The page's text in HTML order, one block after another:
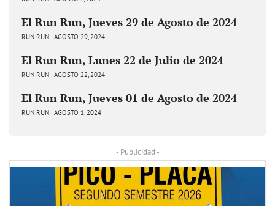
El Run Run, Jueves 29 de Agosto de 2024
RUN RUN AGOSTO 29, 2024
El Run Run, Lunes 22 de Julio de 2024
RUN RUN AGOSTO 22, 2024
El Run Run, Jueves 01 de Agosto de 2024
RUN RUN AGOSTO 1, 2024
- Publicidad -